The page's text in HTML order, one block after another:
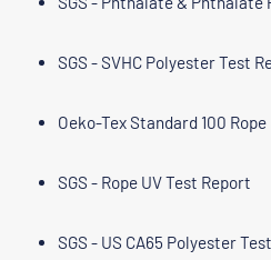
SGS - SVHC Polyester Test
Oeko-Tex Standard 100 Rope
SGS - Rope UV Test Report
SGS - US CA65 Polyester